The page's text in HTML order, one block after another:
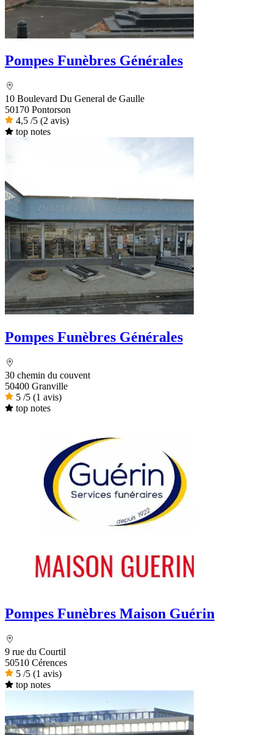
Pompes Funèbres Générales
10 Boulevard Du General de Gaulle
50170 Pontorson
4,5 /5 (2 avis)
top notes
Pompes Funèbres Générales
30 chemin du couvent
50400 Granville
5 /5 (1 avis)
top notes
Pompes Funèbres Maison Guérin
9 rue du Courtil
50510 Cérences
5 /5 (1 avis)
top notes